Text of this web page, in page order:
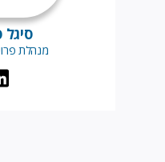
סיגל
מנהלת